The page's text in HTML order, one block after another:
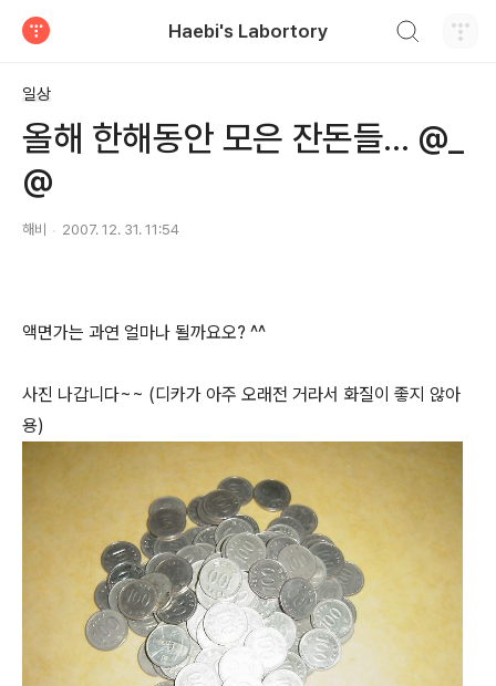
Haebi's Labortory
일상
올해 한해동안 모은 잔돈들... @_
@
해비 2007. 12. 31. 11:54
액면가는 과연 얼마나 될까요오? ^^
사진 나갑니다~~ (디카가 아주 오래전 거라서 화질이 좋지 않아
용)